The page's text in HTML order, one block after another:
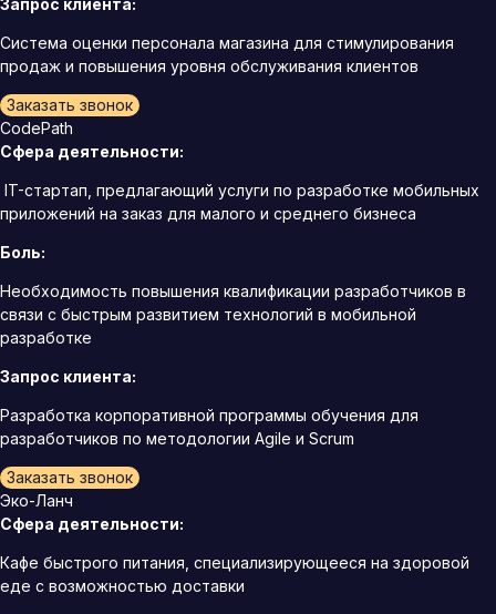
Запрос клиента:
Система оценки персонала магазина для стимулирования
продаж и повышения уровня обслуживания клиентов
Заказать звонок
CodePath
Сфера деятельности:
IT-стартап, предлагающий услуги по разработке мобильных
приложений на заказ для малого и среднего бизнеса
Боль:
Необходимость повышения квалификации разработчиков в
связи с быстрым развитием технологий в мобильной
разработке
Запрос клиента:
Разработка корпоративной программы обучения для
разработчиков по методологии Agile и Scrum
Заказать звонок
Эко-Ланч
Сфера деятельности:
Кафе быстрого питания, специализирующееся на здоровой
еде с возможностью доставки